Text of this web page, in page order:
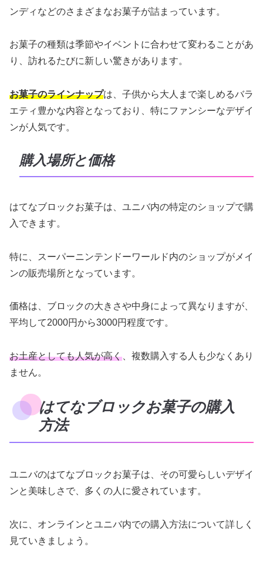
ンディなどのさまざまなお菓子が詰まっています。
お菓子の種類は季節やイベントに合わせて変わることがあ
り、訪れるたびに新しい驚きがあります。
お菓子のラインナップは、子供から大人まで楽しめるバラ
エティ豊かな内容となっており、特にファンシーなデザイ
ンが人気です。
購入場所と価格
はてなブロックお菓子は、ユニバ内の特定のショップで購
入できます。
特に、スーパーニンテンドーワールド内のショップがメイ
ンの販売場所となっています。
価格は、ブロックの大きさや中身によって異なりますが、
平均して2000円から3000円程度です。
お土産としても人気が高く 、複数購入する人も少なくあり
ません。
はてなブロックお菓子の購入
方法
ユニバのはてなブロックお菓子は、その可愛らしいデザイ
ンと美味しさで、多くの人に愛されています。
次に、オンラインとユニバ内での購入方法について詳しく
見ていきましょう。